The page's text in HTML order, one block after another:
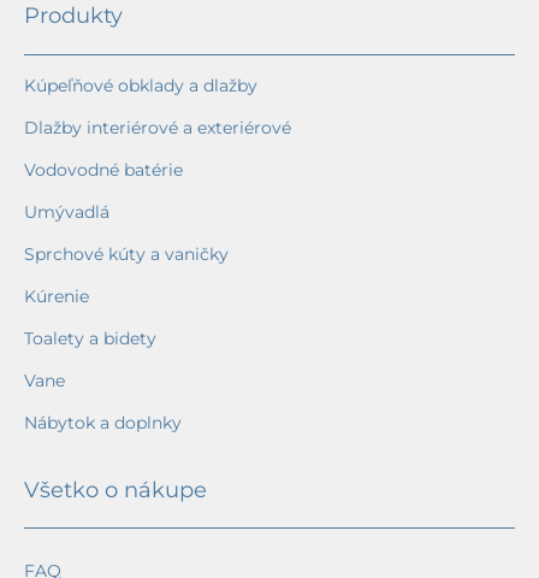
Produkty
Kúpeľňové obklady a dlažby
Dlažby interiérové a exteriérové
Vodovodné batérie
Umývadlá
Sprchové kúty a vaničky
Kúrenie
Toalety a bidety
Vane
Nábytok a doplnky
Všetko o nákupe
FAQ